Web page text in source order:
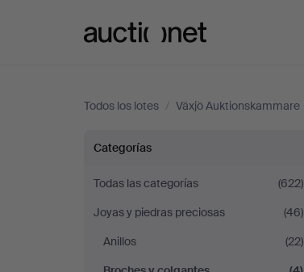
Todos los lotes / Växjö Auktionskammare
Broches
y
colgantes
en
Categorías
Todas las categorías
(622)
Joyas y piedras preciosas
(46)
Anillos
(22)